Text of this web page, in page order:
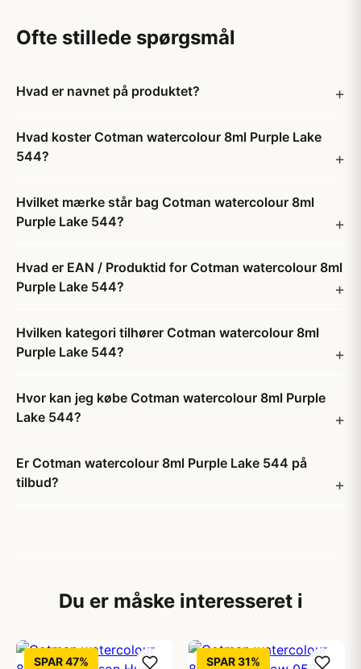
Ofte stillede spørgsmål
Hvad er navnet på produktet?
Hvad koster Cotman watercolour 8ml Purple Lake
544?
Hvilket mærke står bag Cotman watercolour 8ml
Purple Lake 544?
Hvad er EAN / Produktid for Cotman watercolour 8ml
Purple Lake 544?
Hvilken kategori tilhører Cotman watercolour 8ml
Purple Lake 544?
Hvor kan jeg købe Cotman watercolour 8ml Purple
Lake 544?
Er Cotman watercolour 8ml Purple Lake 544 på
tilbud?
Du er måske interesseret i
SPAR 47% SPAR 31%